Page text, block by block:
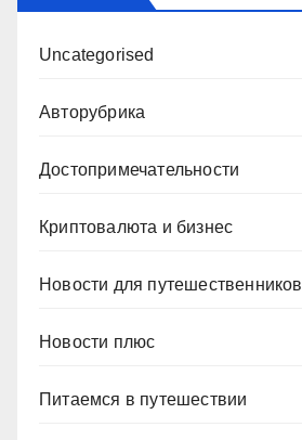
Uncategorised
Авторубрика
Достопримечательности
Криптовалюта и бизнес
Новости для путешественников
Новости плюс
Питаемся в путешествии